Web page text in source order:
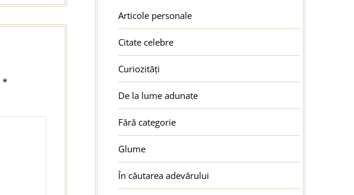
*
Articole personale
Citate celebre
Curiozități
De la lume adunate
Fără categorie
Glume
În căutarea adevărului